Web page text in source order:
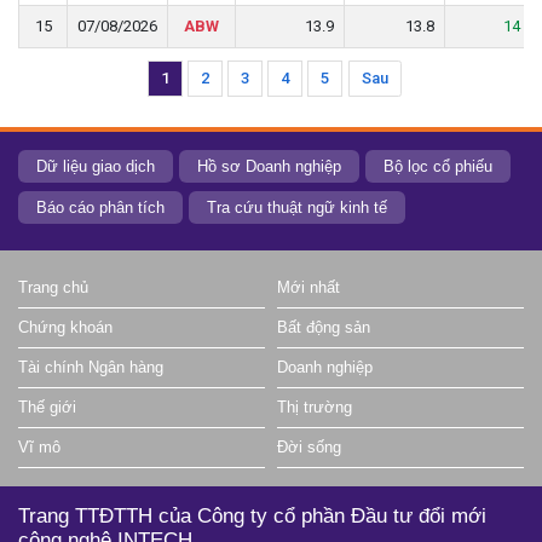
15 07/08/2026 ABW 13.9 13.8 14
15 07/08/2026 ABW 13.9 13.8 14
1 2 3 4 5 Sau
Dữ liệu giao dịch Hồ sơ Doanh nghiệp Bộ lọc cổ phiếu
Báo cáo phân tích Tra cứu thuật ngữ kinh tế
Trang chủ Mới nhất
Chứng khoán Bất động sản
Tài chính Ngân hàng Doanh nghiệp
Thế giới Thị trường
Vĩ mô Đời sống
Trang TTĐTTH của Công ty cổ phần Đầu tư đổi mới